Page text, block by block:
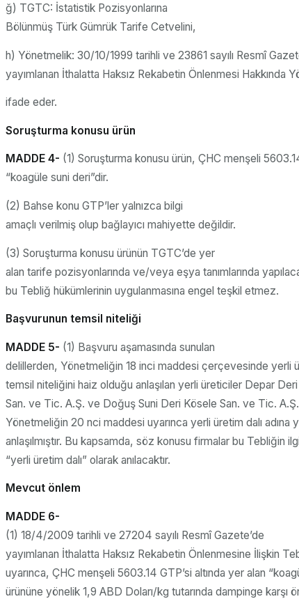
ğ) TGTC: İstatistik Pozisyonlarına
Bölünmüş Türk Gümrük Tarife Cetvelini,
h) Yönetmelik: 30/10/1999 tarihli ve 23861 sayılı Resmî
yayımlanan İthalatta Haksız Rekabetin Önlenmesi Hakkında
ifade eder.
Soruşturma konusu ürün
MADDE 4- (1) Soruşturma konusu ürün, ÇHC menşeli
“koagüle suni deri”dir.
(2) Bahse konu GTP’ler yalnızca bilgi
amaçlı verilmiş olup bağlayıcı mahiyette değildir.
(3) Soruşturma konusu ürünün TGTC’de yer
alan tarife pozisyonlarında ve/veya eşya tanımlarında
bu Tebliğ hükümlerinin uygulanmasına engel teşkil etmez.
Başvurunun temsil niteliği
MADDE 5- (1) Başvuru aşamasında sunulan
delillerden, Yönetmeliğin 18 inci maddesi çerçevesinde yerli
temsil niteliğini haiz olduğu anlaşılan yerli üreticiler Depar
San. ve Tic. A.Ş. ve Doğuş Suni Deri Kösele San. ve Tic. A.Ş.
Yönetmeliğin 20 nci maddesi uyarınca yerli üretim dalı adına
anlaşılmıştır. Bu kapsamda, söz konusu firmalar bu Tebliğin
“yerli üretim dalı” olarak anılacaktır.
Mevcut önlem
MADDE 6-
(1) 18/4/2009 tarihli ve 27204 sayılı Resmî Gazete’de
yayımlanan İthalatta Haksız Rekabetin Önlenmesine İlişkin
uyarınca, ÇHC menşeli 5603.14 GTP’si altında yer alan
ürününe yönelik 1,9 ABD Doları/kg tutarında dampinge karşı